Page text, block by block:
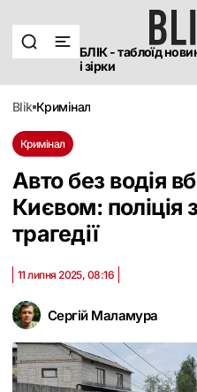
БЛІК - таблоїд
і зірки
blik кримінал
Кримінал
Авто без водія
Києвом: поліція
трагедії
Сергій Маламура
11 липня 2025, 08:16